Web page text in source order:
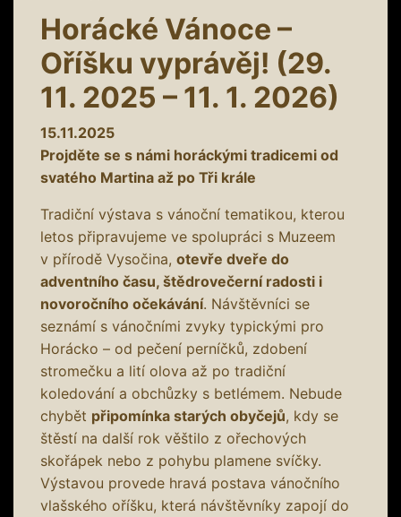
Horácké Vánoce –
Oříšku vyprávěj! (29.
11. 2025 – 11. 1. 2026)
15.11.2025
Projděte se s námi horáckými tradicemi od
svatého Martina až po Tři krále
Tradiční výstava s vánoční tematikou, kterou
letos připravujeme ve spolupráci s Muzeem
v přírodě Vysočina, otevře dveře do
adventního času, štědrovečerní radosti i
novoročního očekávání. Návštěvníci se
seznámí s vánočními zvyky typickými pro
Horácko – od pečení perníčků, zdobení
stromečku a lití olova až po tradiční
koledování a obchůzky s betlémem. Nebude
chybět připomínka starých obyčejů, kdy se
štěstí na další rok věštilo z ořechových
skořápek nebo z pohybu plamene svíčky.
Výstavou provede hravá postava vánočního
vlašského oříšku, která návštěvníky zapojí do